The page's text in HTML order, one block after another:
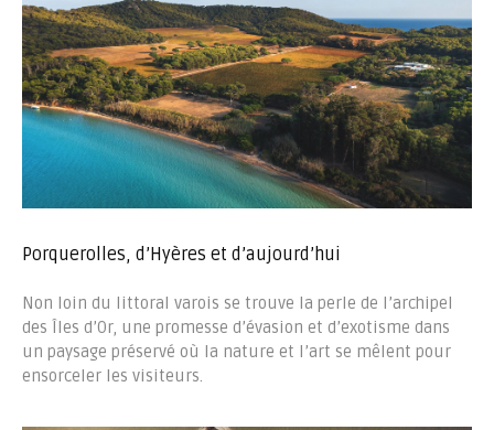
Porquerolles, d’Hyères et d’aujourd’hui
Non loin du littoral varois se trouve la perle de l’archipel
des Îles d’Or, une promesse d’évasion et d’exotisme dans
un paysage préservé où la nature et l’art se mêlent pour
ensorceler les visiteurs.